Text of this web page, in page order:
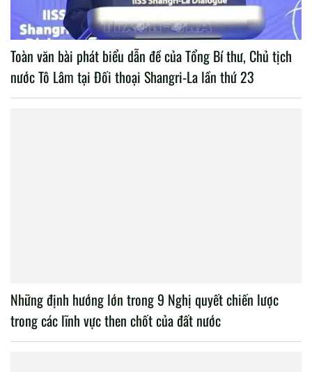
Toàn văn bài phát biểu dẫn đề của Tổng Bí thư, Chủ tịch
nước Tô Lâm tại Đối thoại Shangri-La lần thứ 23
Những định hướng lớn trong 9 Nghị quyết chiến lược
trong các lĩnh vực then chốt của đất nước